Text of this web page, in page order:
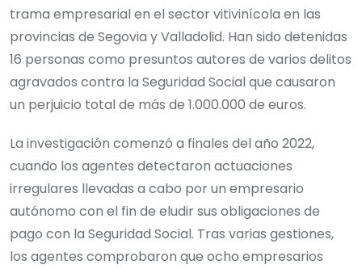
trama empresarial en el sector vitivinícola en las
provincias de Segovia y Valladolid. Han sido detenidas
16 personas como presuntos autores de varios delitos
agravados contra la Seguridad Social que causaron
un perjuicio total de más de 1.000.000 de euros.
La investigación comenzó a finales del año 2022,
cuando los agentes detectaron actuaciones
irregulares llevadas a cabo por un empresario
autónomo con el fin de eludir sus obligaciones de
pago con la Seguridad Social. Tras varias gestiones,
los agentes comprobaron que ocho empresarios